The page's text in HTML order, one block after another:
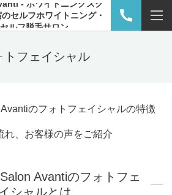
- ホワイトニングスク
セルフホワイトニング・
ルフ脱毛サロン
トフェイシャル
Avantiのフォトフェイシャルの特徴
れ、お客様の声をご紹介
Avantiのフォトフェ
イシャルとは